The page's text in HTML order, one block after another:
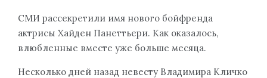
СМИ рассекретили имя нового бойфренда
актрисы Хайден Панеттьери. Как оказалось,
влюбленные вместе уже больше месяца.
Несколько дней назад невесту Владимира Кличко